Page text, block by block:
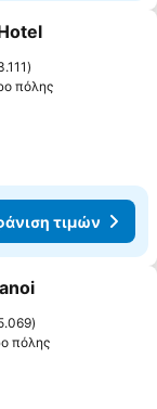
αγαπημένα
πόλης
τιμών
αγαπημένα
πόλης